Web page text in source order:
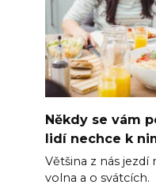
Někdy se vám
lidí nechce k
Většina z nás jezdí
volna a o svátcích.